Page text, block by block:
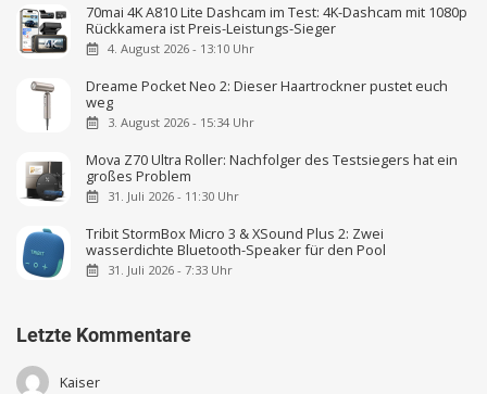
70mai 4K A810 Lite Dashcam im Test: 4K-Dashcam mit 1080p
Rückkamera ist Preis-Leistungs-Sieger
4. August 2026 - 13:10 Uhr
Dreame Pocket Neo 2: Dieser Haartrockner pustet euch
weg
3. August 2026 - 15:34 Uhr
Mova Z70 Ultra Roller: Nachfolger des Testsiegers hat ein
großes Problem
31. Juli 2026 - 11:30 Uhr
Tribit StormBox Micro 3 & XSound Plus 2: Zwei
wasserdichte Bluetooth-Speaker für den Pool
31. Juli 2026 - 7:33 Uhr
Letzte Kommentare
Kaiser